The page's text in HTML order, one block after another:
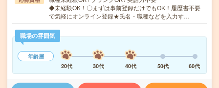
◆未経験OK！〇まずは事前登録だけでもOK！履歴書不要
で気軽にオンライン登録★氏名・職種などを入力す…
職場の雰囲気
年齢層
20代
30代 40代 50代 60代